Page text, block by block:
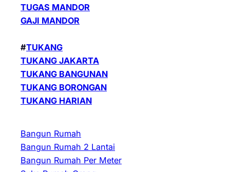
TUGAS MANDOR
GAJI MANDOR
#TUKANG
TUKANG JAKARTA
TUKANG BANGUNAN
TUKANG BORONGAN
TUKANG HARIAN
Bangun Rumah
Bangun Rumah 2 Lantai
Bangun Rumah Per Meter